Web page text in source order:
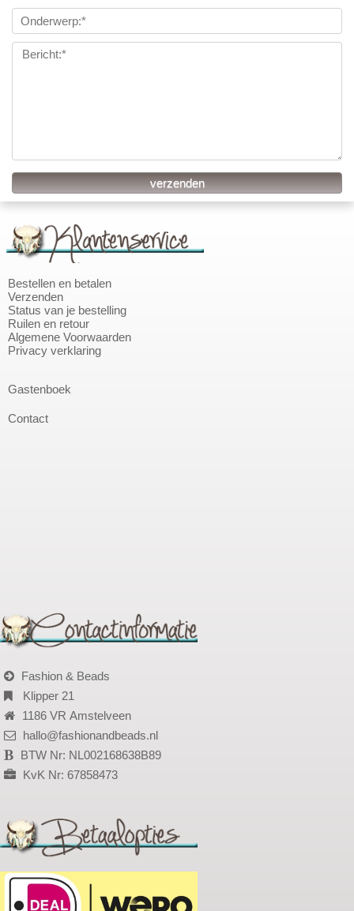
Bestellen en betalen
Verzenden
Status van je bestelling
Ruilen en retour
Algemene Voorwaarden
Privacy verklaring
Gastenboek
Contact
Fashion & Beads
Klipper 21
1186 VR Amstelveen
hallo@fashionandbeads.nl
BTW Nr: NL002168638B89
KvK Nr: 67858473